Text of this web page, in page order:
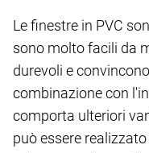
Le finestre in PVC
sono molto facili da
durevoli e
combinazione con
comporta ulteriori
può essere